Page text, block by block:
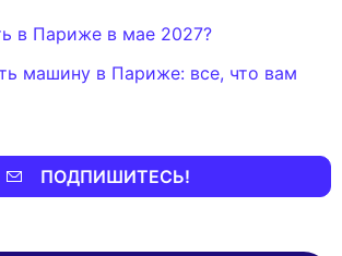
в Париже в мае 2027?
машину в Париже: все, что вам
ПОДПИШИТЕСЬ!